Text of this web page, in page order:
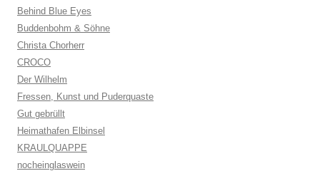
Behind Blue Eyes
Buddenbohm & Söhne
Christa Chorherr
CROCO
Der Wilhelm
Fressen, Kunst und Puderquaste
Gut gebrüllt
Heimathafen Elbinsel
KRAULQUAPPE
nocheinglaswein